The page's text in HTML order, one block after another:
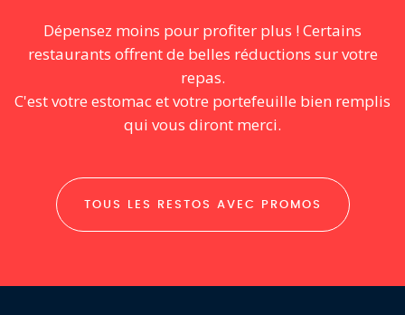
Dépensez moins pour profiter plus ! Certains
restaurants offrent de belles réductions sur votre
repas.
C'est votre estomac et votre portefeuille bien remplis
qui vous diront merci.
TOUS LES RESTOS AVEC PROMOS